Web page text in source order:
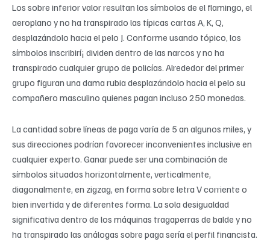
Los sobre inferior valor resultan los símbolos de el flamingo, el
aeroplano y no ha transpirado las típicas cartas A, K, Q,
desplazándolo hacia el pelo J. Conforme usando tópico, los
símbolos inscribirí¡ dividen dentro de las narcos y no ha
transpirado cualquier grupo de policías. Alrededor del primer
grupo figuran una dama rubia desplazándolo hacia el pelo su
compañero masculino quienes pagan incluso 250 monedas.
La cantidad sobre líneas de paga varía de 5 an algunos miles, y
sus direcciones podrían favorecer inconvenientes inclusive en
cualquier experto. Ganar puede ser una combinación de
símbolos situados horizontalmente, verticalmente,
diagonalmente, en zigzag, en forma sobre letra V corriente o
bien invertida y de diferentes forma. La sola desigualdad
significativa dentro de los máquinas tragaperras de balde y no
ha transpirado las análogas sobre paga serí­a el perfil financista.